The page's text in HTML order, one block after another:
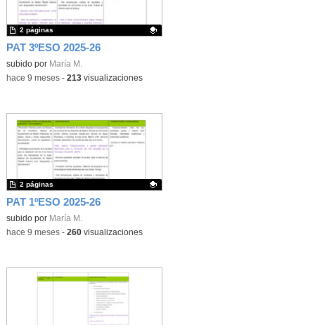
PAT 3ºESO 2025-26
Contenido educativo.
subido por María M.
2 páginas
-hace 9 meses- 213visualizaciones
PAT 1ºESO 2025-26
Contenido educativo.
subido por María M.
2 páginas
-hace 9 meses- 260visualizaciones